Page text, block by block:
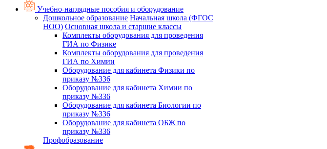
Учебно-наглядные пособия и оборудование
Дошкольное образование Начальная школа (ФГОС
НОО) Основная школа и старшие классы
Комплекты оборудования для проведения
ГИА по Физике
Комплекты оборудования для проведения
ГИА по Химии
Оборудование для кабинета Физики по
приказу №336
Оборудование для кабинета Химии по
приказу №336
Оборудование для кабинета Биологии по
приказу №336
Оборудование для кабинета ОБЖ по
приказу №336
Профобразование